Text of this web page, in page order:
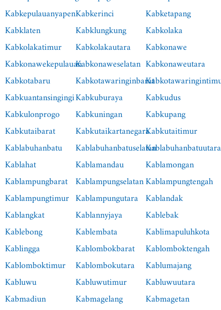
KabkepulauanyapenKabkerinci
Kabketapang
Kabklaten
Kabklungkung
Kabkolaka
Kabkolakatimur
Kabkolakautara
Kabkonawe
KabkonawekepulauanKabkonaweselatan Kabkonaweutara
Kabkotabaru
Kabkotawaringinbarat
KabkuantansingingiKabkuburaya
Kabkudus
Kabkulonprogo
Kabkuningan
Kabkupang
Kabkutaibarat
KabkutaikartanegaraKabkutaitimur
Kablabuhanbatu
KablabuhanbatuselatanKablabuhanbatuutara
Kablahat
Kablamandau
Kablamongan
Kablampungbarat KablampungselatanKablampungtengah
Kablampungtimur Kablampungutara Kablandak
Kablangkat
Kablannyjaya
Kablebak
Kablebong
Kablembata
Kablimapuluhkota
Kablingga
Kablombokbarat
Kablomboktengah
Kablomboktimur Kablombokutara
Kablumajang
Kabluwu
Kabluwutimur
Kabluwuutara
Kabmadiun
Kabmagelang
Kabmagetan